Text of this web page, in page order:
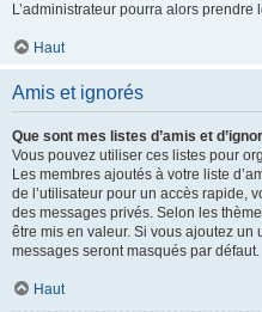
L’administrateur pourra alors
Haut
Amis et ignorés
Que sont mes listes d’amis et
Vous pouvez utiliser ces listes pour
Les membres ajoutés à votre liste
de l’utilisateur pour un accès rapide,
des messages privés. Selon les
être mis en valeur. Si vous ajoutez un
messages seront masqués par défaut.
Haut